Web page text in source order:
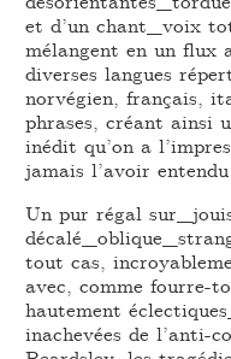
et d’un chant_voix
mélangent en un flux
diverses langues
norvégien, français,
phrases, créant ainsi
inédit qu’on a
jamais l’avoir
Un pur régal
tout cas,
avec, comme fourre-
hautement
inachevées de l’anti-